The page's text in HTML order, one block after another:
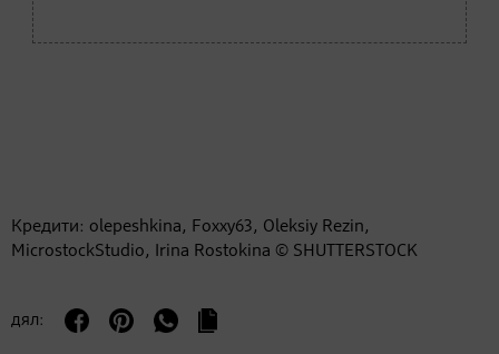
Кредити: olepeshkina, Foxxy63, Oleksiy Rezin,
MicrostockStudio, Irina Rostokina © SHUTTERSTOCK
дял: